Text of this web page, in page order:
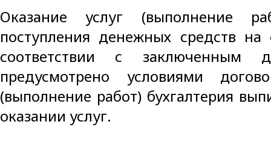
Оказание услуг (выполнение
поступления денежных средств на
соответствии с
предусмотрено условиями
(выполнение работ) бухгалтерия
оказании услуг.